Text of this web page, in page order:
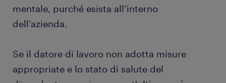
mentale, purché esista all’interno
dell’azienda.
Se il datore di lavoro non adotta misure
appropriate e lo stato di salute del